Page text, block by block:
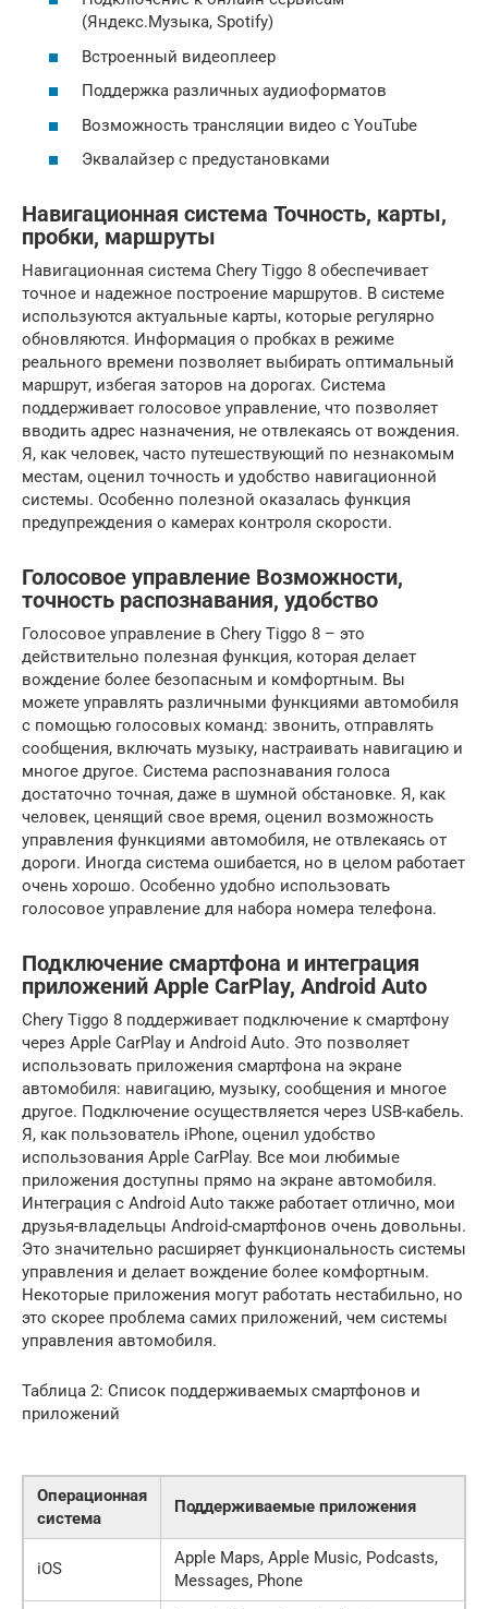
(Яндекс.Музыка, Spotify)
Встроенный видеоплеер
Поддержка различных аудиоформатов
Возможность трансляции видео с YouTube
Эквалайзер с предустановками
Навигационная система Точность, карты,
пробки, маршруты
Навигационная система Chery Tiggo 8 обеспечивает
точное и надежное построение маршрутов. В системе
используются актуальные карты, которые регулярно
обновляются. Информация о пробках в режиме
реального времени позволяет выбирать оптимальный
маршрут, избегая заторов на дорогах. Система
поддерживает голосовое управление, что позволяет
вводить адрес назначения, не отвлекаясь от вождения.
Я, как человек, часто путешествующий по незнакомым
местам, оценил точность и удобство навигационной
системы. Особенно полезной оказалась функция
предупреждения о камерах контроля скорости.
Голосовое управление Возможности,
точность распознавания, удобство
Голосовое управление в Chery Tiggo 8 – это
действительно полезная функция, которая делает
вождение более безопасным и комфортным. Вы
можете управлять различными функциями автомобиля
с помощью голосовых команд: звонить, отправлять
сообщения, включать музыку, настраивать навигацию и
многое другое. Система распознавания голоса
достаточно точная, даже в шумной обстановке. Я, как
человек, ценящий свое время, оценил возможность
управления функциями автомобиля, не отвлекаясь от
дороги. Иногда система ошибается, но в целом работает
очень хорошо. Особенно удобно использовать
голосовое управление для набора номера телефона.
Подключение смартфона и интеграция
приложений Apple CarPlay, Android Auto
Chery Tiggo 8 поддерживает подключение к смартфону
через Apple CarPlay и Android Auto. Это позволяет
использовать приложения смартфона на экране
автомобиля: навигацию, музыку, сообщения и многое
другое. Подключение осуществляется через USB-кабель.
Я, как пользователь iPhone, оценил удобство
использования Apple CarPlay. Все мои любимые
приложения доступны прямо на экране автомобиля.
Интеграция с Android Auto также работает отлично, мои
друзья-владельцы Android-смартфонов очень довольны.
Это значительно расширяет функциональность системы
управления и делает вождение более комфортным.
Некоторые приложения могут работать нестабильно, но
это скорее проблема самих приложений, чем системы
управления автомобиля.
Таблица 2: Список поддерживаемых смартфонов и
приложений
Операционная
система
Поддерживаемые приложения
iOS
Apple Maps, Apple Music, Podcasts,
Messages, Phone